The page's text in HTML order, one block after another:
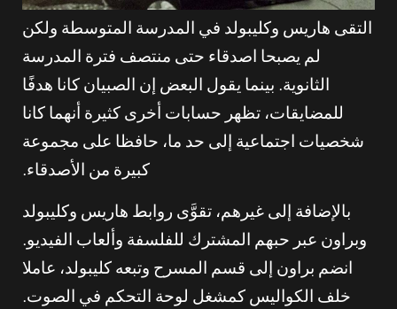
التقى هاريس وكليبولد في المدرسة المتوسطة ولكن
لم يصبحا اصدقاء حتى منتصف فترة المدرسة
الثانوية. بينما يقول البعض إن الصبيان كانا هدفًا
للمضايقات، تظهر حسابات أخرى كثيرة أنهما كانا
شخصيات اجتماعية إلى حد ما، حافظا على مجموعة
كبيرة من الأصدقاء.
بالإضافة إلى غيرهم، تقوَّى روابط هاريس وكليبولد
وبراون عبر حبهم المشترك للفلسفة وألعاب الفيديو.
انضم براون إلى قسم المسرح وتبعه كليبولد، عاملا
خلف الكواليس كمشغل لوحة التحكم في الصوت.